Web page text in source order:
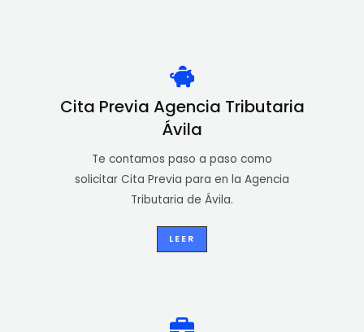
Cita Previa Agencia Tributaria
Ávila
Te contamos paso a paso como
solicitar Cita Previa para en la Agencia
Tributaria de Ávila.
LEER